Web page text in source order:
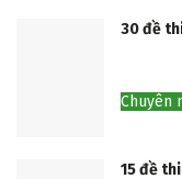
30 đề
Chuyên
15 đề